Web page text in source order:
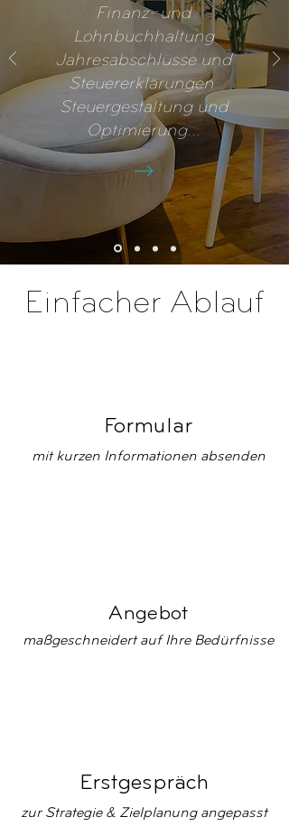
Finanz- und
Lohnbuchhaltung
Jahresabschlüsse und
Steuererklärungen
Steuergestaltung und
Optimierung...
Einfacher Ablauf
Formular
mit kurzen Informationen absenden
Angebot
maßgeschneidert auf Ihre Bedürfnisse
Erstgespräch
zur Strategie & Zielplanung angepasst